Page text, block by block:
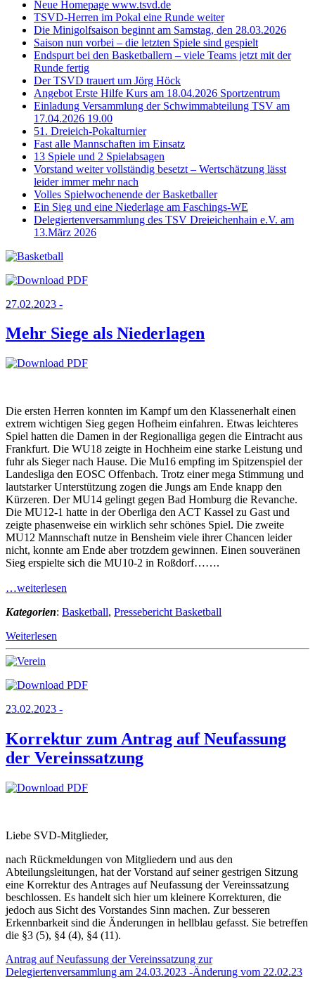
Neue Homepage www.tsvd.de
TSVD-Herren im Pokal eine Runde weiter
Die Minigolfsaison beginnt am Samstag, den 28.03.2026
Saison nun vorbei – die letzten Spiele sind gespielt
Endspurt bei den Basketballern – viele Teams jetzt mit der
Runde fertig
Der TSVD trauert um Jörg Höck
Angebot Erste Hilfe Kurs am 18.04.2026 Sportzentrum
Einladung Versammlung der Schwimmabteilung TSV am
17.04.2026 19.00
51. Dreieich-Pokalturnier
Fast alle Mannschaften im Einsatz
13 Spiele und 2 Spielabsagen
Vorstand weiter vollständig besetzt – Wertschätzung lässt
leider immer mehr nach
Volles Spielwochenende der Basketballer
Ein Sieg und eine Niederlage am Faschings-WE
Delegiertenversammlung des TSV Dreieichenhain e.V. am
13.März 2026
27.02.2023 -
Mehr Siege als Niederlagen
Die ersten Herren konnten im Kampf um den Klassenerhalt einen
extrem wichtigen Sieg gegen Hofheim einfahren. Etwas leichteres
Spiel hatten die Damen in der Regionalliga gegen die Eintracht aus
Frankfurt. Die WU18 zeigte in Hochheim eine starke Leistung und
fuhr als Sieger nach Hause. Die Mu16 empfing im Spitzenspiel der
Landesliga den EOSC Offenbach. Trotz einer mega Stimmung und
lautstarker Unterstützung zogen die Jungs am Ende knapp den
Kürzeren. Der MU14 gelingt gegen Bad Homburg die Revanche.
Die MU12-1 hatte in der Oberliga den ACT Kassel zu Gast und
zeigte phasenweise ein wirklich sehr schönes Spiel. Die zweite
MU12 Mannschaft nutze in Bensheim viele ihrer Chancen leider
nicht, konnte am Ende aber trotzdem gewinnen. Einen souveränen
Sieg erspielte sich die MU10-2 in Roßdorf…….
…weiterlesen
Kategorien: Basketball, Pressebericht Basketball
Weiterlesen
23.02.2023 -
Korrektur zum Antrag auf Neufassung
der Vereinssatzung
Liebe SVD-Mitglieder,
nach Rückmeldungen von Mitgliedern und aus den
Abteilungsleitungen, hat der Vorstand auf seiner gestrigen Sitzung
eine Korrektur des Antrages auf Neufassung der Vereinssatzung
beschlossen. Es handelt sich hier um kleinere Korrekturen, die
jedoch aus Sicht des Vorstandes Sinn machen. Zur besseren
Erkennbarkeit sind die Änderungen in hellblau gefasst. Sie betreffen
die §3 (5), §4 (4), §4 (11).
Antrag auf Neufassung der Vereinssatzung zur
Delegiertenversammlung am 24.03.2023 -Änderung vom 22.02.23